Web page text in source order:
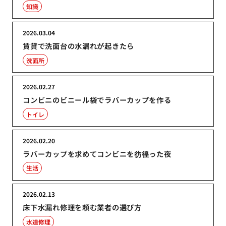
知識
賃貸で洗面台の水漏れが起きたら
2026.03.04
洗面所
コンビニのビニール袋でラバーカップを作る
2026.02.27
トイレ
ラバーカップを求めてコンビニを彷徨った夜
2026.02.20
生活
床下水漏れ修理を頼む業者の選び方
2026.02.13
水道修理